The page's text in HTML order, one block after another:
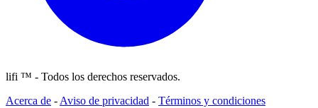
lifi ™ - Todos los derechos reservados.
Acerca de - Aviso de privacidad - Términos y condiciones